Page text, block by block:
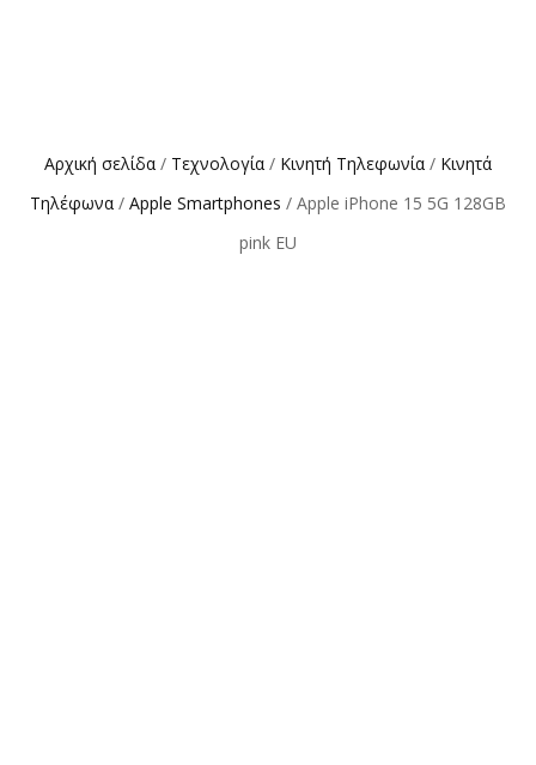
Αρχική σελίδα / Τεχνολογία / Κινητή Τηλεφωνία / Κινητά
Τηλέφωνα / Apple Smartphones / Apple iPhone 15 5G 128GB
pink EU